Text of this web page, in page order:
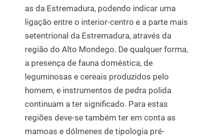
as da Estremadura, podendo indicar uma
ligação entre o interior-centro e a parte mais
setentrional da Estremadura, através da
região do Alto Mondego. De qualquer forma,
a presença de fauna doméstica, de
leguminosas e cereais produzidos pelo
homem, e instrumentos de pedra polida
continuam a ter significado. Para estas
regiões deve-se também ter em conta as
mamoas e dólmenes de tipologia pré-